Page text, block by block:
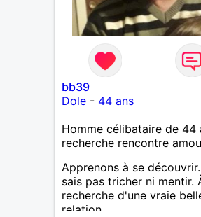
bb39
Dole- 44 ans
Homme célibataire de 44
recherche rencontre
Apprenons à se
sais pas tricher ni mentir.
recherche d'une vraie
relation